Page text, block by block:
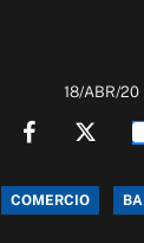
18/ABR/20
COMERCIO